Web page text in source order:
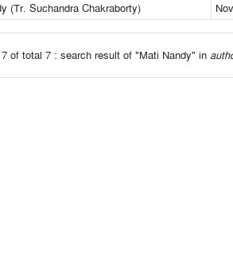
(Tr. Suchandra Chakraborty)
of total 7 : search result of "Mati Nandy" in